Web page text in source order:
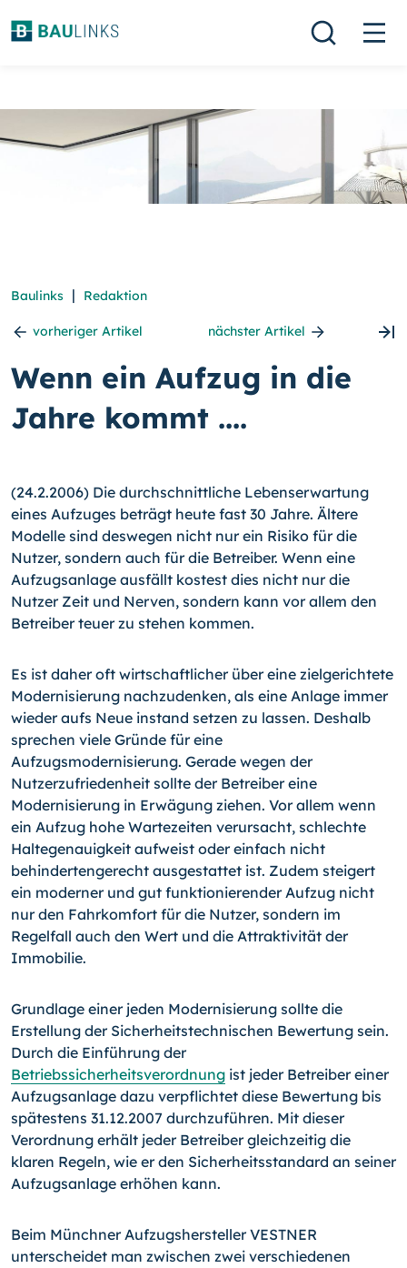
Baulinks | Redaktion
vorheriger Artikel nächster Artikel
Wenn ein Aufzug in die
Jahre kommt ....
(24.2.2006) Die durchschnittliche Lebenserwartung
eines Aufzuges beträgt heute fast 30 Jahre. Ältere
Modelle sind deswegen nicht nur ein Risiko für die
Nutzer, sondern auch für die Betreiber. Wenn eine
Aufzugsanlage ausfällt kostest dies nicht nur die
Nutzer Zeit und Nerven, sondern kann vor allem den
Betreiber teuer zu stehen kommen.
Es ist daher oft wirtschaftlicher über eine zielgerichtete
Modernisierung nachzudenken, als eine Anlage immer
wieder aufs Neue instand setzen zu lassen. Deshalb
sprechen viele Gründe für eine
Aufzugsmodernisierung. Gerade wegen der
Nutzerzufriedenheit sollte der Betreiber eine
Modernisierung in Erwägung ziehen. Vor allem wenn
ein Aufzug hohe Wartezeiten verursacht, schlechte
Haltegenauigkeit aufweist oder einfach nicht
behindertengerecht ausgestattet ist. Zudem steigert
ein moderner und gut funktionierender Aufzug nicht
nur den Fahrkomfort für die Nutzer, sondern im
Regelfall auch den Wert und die Attraktivität der
Immobilie.
Grundlage einer jeden Modernisierung sollte die
Erstellung der Sicherheitstechnischen Bewertung sein.
Durch die Einführung der
Betriebssicherheitsverordnung ist jeder Betreiber einer
Aufzugsanlage dazu verpflichtet diese Bewertung bis
spätestens 31.12.2007 durchzuführen. Mit dieser
Verordnung erhält jeder Betreiber gleichzeitig die
klaren Regeln, wie er den Sicherheitsstandard an seiner
Aufzugsanlage erhöhen kann.
Beim Münchner Aufzugshersteller VESTNER
unterscheidet man zwischen zwei verschiedenen